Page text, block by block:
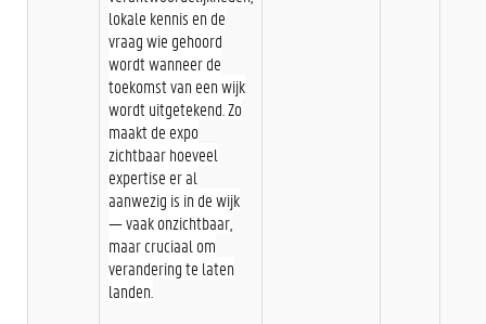
lokale kennis en de
vraag wie gehoord
wordt wanneer de
toekomst van een wijk
wordt uitgetekend. Zo
maakt de expo
zichtbaar hoeveel
expertise er al
aanwezig is in de wijk
— vaak onzichtbaar,
maar cruciaal om
verandering te laten
landen.